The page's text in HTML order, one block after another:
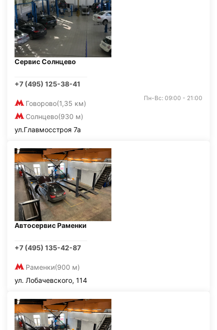
Сервис Солнцево
+7 (495) 125-38-41
Говорово(1,35 км)
Солнцево(930 м)
Пн-Вс: 09:00 - 21:00
ул.Главмосстроя 7а
Автосервис Раменки
+7 (495) 135-42-87
Раменки(900 м)
ул. Лобачевского, 114